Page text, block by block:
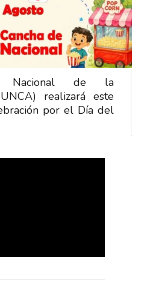
Nacional de la
realizará este
por el Día del